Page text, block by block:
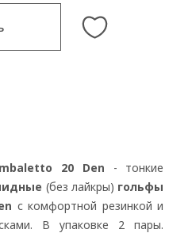
20 Den - тонкие
(без лайкры) гольфы
с комфортной резинкой и
В упаковке 2 пары.